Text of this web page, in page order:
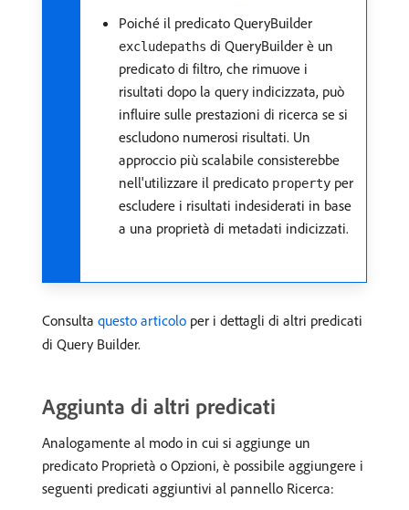
Poiché il predicato QueryBuilder
excludepaths di QueryBuilder è un
predicato di filtro, che rimuove i
risultati dopo la query indicizzata, può
influire sulle prestazioni di ricerca se si
escludono numerosi risultati. Un
approccio più scalabile consisterebbe
nell'utilizzare il predicato property per
escludere i risultati indesiderati in base
a una proprietà di metadati indicizzati.
Consulta questo articolo per i dettagli di altri predicati
di Query Builder.
Aggiunta di altri predicati
Analogamente al modo in cui si aggiunge un
predicato Proprietà o Opzioni, è possibile aggiungere i
seguenti predicati aggiuntivi al pannello Ricerca: